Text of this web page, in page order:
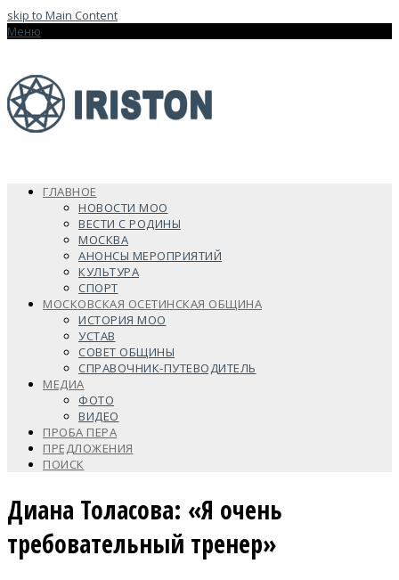
skip to Main Content
Меню
ГЛАВНОЕ
НОВОСТИ МОО
ВЕСТИ С РОДИНЫ
МОСКВА
АНОНСЫ МЕРОПРИЯТИЙ
КУЛЬТУРА
СПОРТ
МОСКОВСКАЯ ОСЕТИНСКАЯ ОБЩИНА
ИСТОРИЯ МОО
УСТАВ
СОВЕТ ОБЩИНЫ
СПРАВОЧНИК-ПУТЕВОДИТЕЛЬ
МЕДИА
ФОТО
ВИДЕО
ПРОБА ПЕРА
ПРЕДЛОЖЕНИЯ
ПОИСК
Диана Толасова: «Я очень
требовательный тренер»